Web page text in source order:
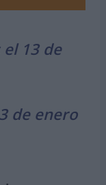
13 de
de enero